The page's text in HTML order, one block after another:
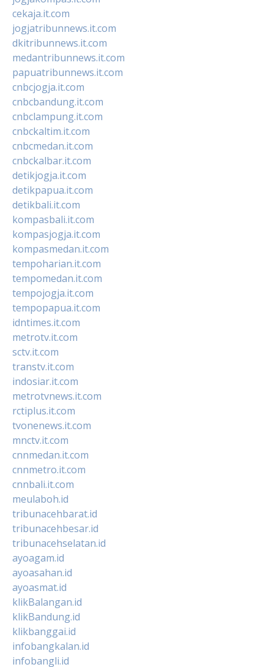
cekaja.it.com
jogjatribunnews.it.com
dkitribunnews.it.com
medantribunnews.it.com
papuatribunnews.it.com
cnbcjogja.it.com
cnbcbandung.it.com
cnbclampung.it.com
cnbckaltim.it.com
cnbcmedan.it.com
cnbckalbar.it.com
detikjogja.it.com
detikpapua.it.com
detikbali.it.com
kompasbali.it.com
kompasjogja.it.com
kompasmedan.it.com
tempoharian.it.com
tempomedan.it.com
tempojogja.it.com
tempopapua.it.com
idntimes.it.com
metrotv.it.com
sctv.it.com
transtv.it.com
indosiar.it.com
metrotvnews.it.com
rctiplus.it.com
tvonenews.it.com
mnctv.it.com
cnnmedan.it.com
cnnmetro.it.com
cnnbali.it.com
meulaboh.id
tribunacehbarat.id
tribunacehbesar.id
tribunacehselatan.id
ayoagam.id
ayoasahan.id
ayoasmat.id
klikBalangan.id
klikBandung.id
klikbanggai.id
infobangkalan.id
infobangli.id